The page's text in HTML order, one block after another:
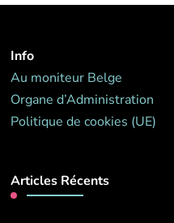
Info
Au moniteur Belge
Organe d’Administration
Politique de cookies (UE)
Articles Récents